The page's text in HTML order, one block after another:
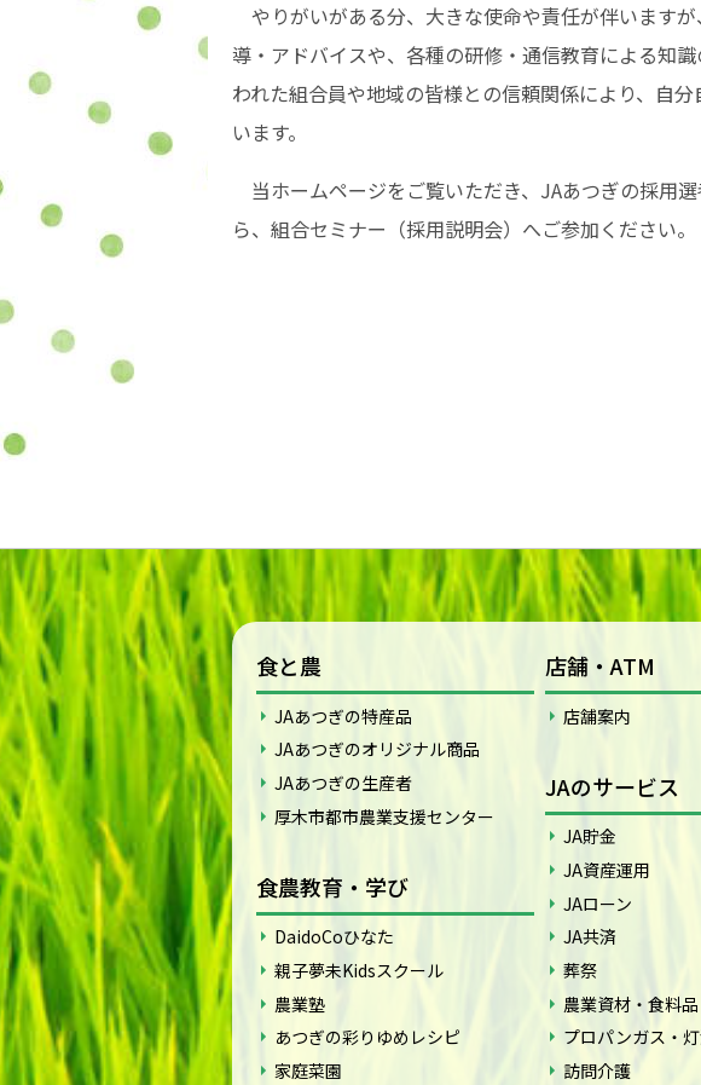
やりがいがある分、大きな使命や責任が伴います
導・アドバイスや、各種の研修・通信教育による知
われた組合員や地域の皆様との信頼関係により、自
います。
当ホームページをご覧いただき、JAあつぎの採用
ら、組合セミナー（採用説明会）へご参加ください。
食と農
JAあつぎの特産品
JAあつぎのオリジナル商品
JAあつぎの生産者
厚木市都市農業支援センター
食農教育・学び
DaidoCoひなた
親子夢未Kidsスクール
農業塾
あつぎの彩りゆめレシピ
家庭菜園
店舗・ATM
店舗案内
JAのサービス
JA貯金
JA資産運用
JAローン
JA共済
葬祭
農業資材・食料品
プロパンガス・
訪問介護